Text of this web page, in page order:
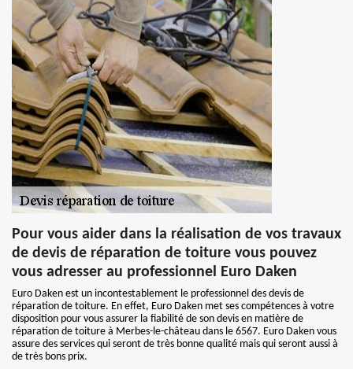
Pour vous aider dans la réalisation de vos travaux
de devis de réparation de toiture vous pouvez
vous adresser au professionnel Euro Daken
Euro Daken est un incontestablement le professionnel des devis de
réparation de toiture. En effet, Euro Daken met ses compétences à votre
disposition pour vous assurer la fiabilité de son devis en matière de
réparation de toiture à Merbes-le-château dans le 6567. Euro Daken vous
assure des services qui seront de très bonne qualité mais qui seront aussi à
de très bons prix.